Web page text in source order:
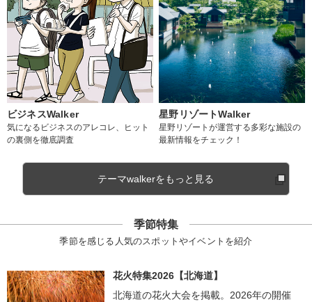
ビジネスWalker
気になるビジネスのアレコレ、ヒット
の裏側を徹底調査
星野リゾートWalker
星野リゾートが運営する多彩な施設の
最新情報をチェック！
テーマwalkerをもっと見る
季節特集
季節を感じる人気のスポットやイベントを紹介
花火特集2026【北海道】
北海道の花火大会を掲載。2026年の開催